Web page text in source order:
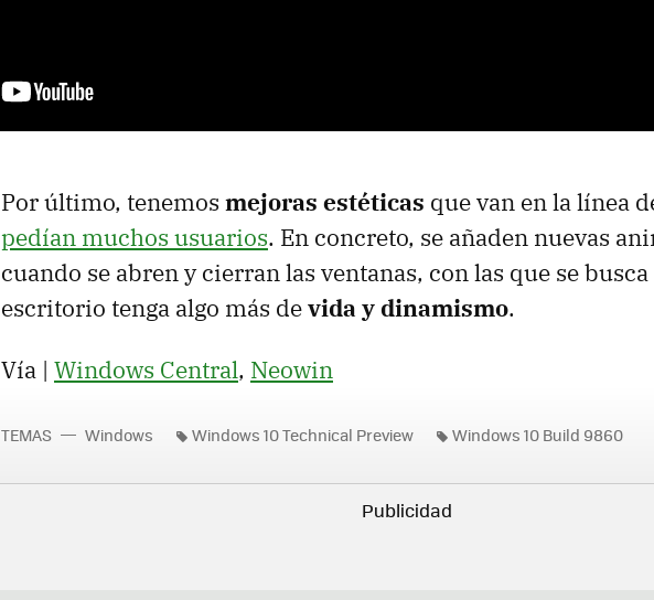
Por último, tenemos mejoras estéticas que van en la línea
pedían muchos usuarios. En concreto, se añaden nuevas
cuando se abren y cierran las ventanas, con las que se
escritorio tenga algo más devida y dinamismo.
Vía | Windows Central, Neowin
TEMAS Windows Windows 10 Technical Preview Windows 10 Build 9860